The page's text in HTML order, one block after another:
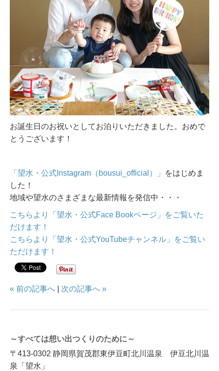
お誕生日のお祝いとしてお泊りいただきました。おめで
とうございます！
「望水・公式Instagram（bousui_official）」
をはじめま
した！
地域や望水のさまざまな最新情報を発信中・・・
こちらより「望水・公式Face Bookページ」をご覧いた
だけます！
こちらより「望水・公式YouTubeチャンネル」をご覧い
ただけます！
« 前の記事へ 次の記事へ »
～すべては想い出つくりのために～
〒413-0302 静岡県賀茂郡東伊豆町北川温泉 伊豆北川温
泉「望水」